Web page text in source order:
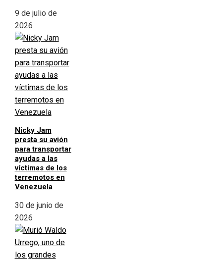
9 de julio de
2026
Nicky Jam
presta su avión
para transportar
ayudas a las
víctimas de los
terremotos en
Venezuela
30 de junio de
2026